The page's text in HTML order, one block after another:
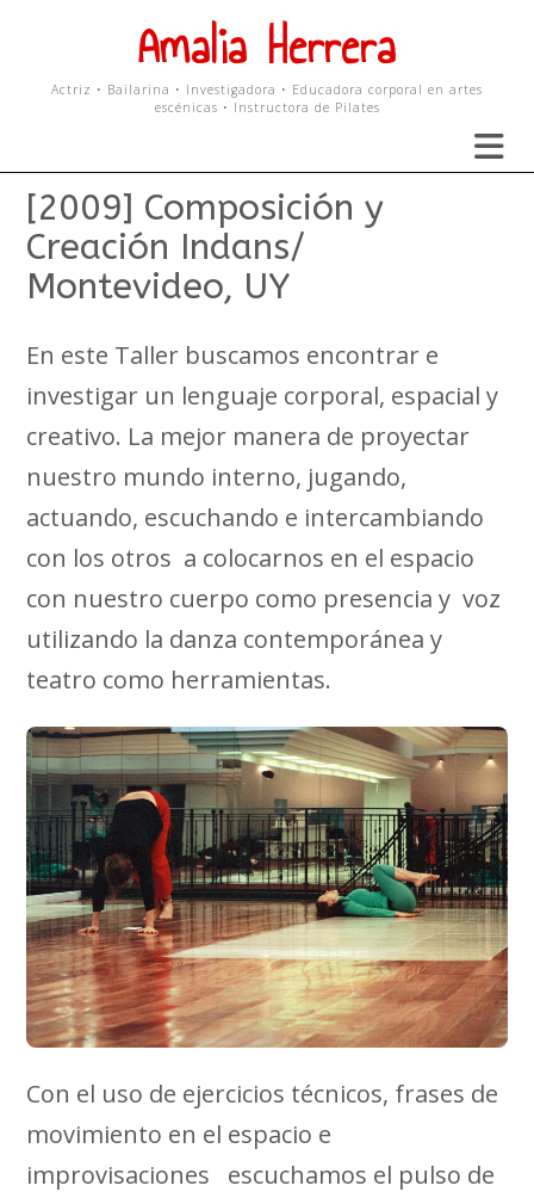
Amalia Herrera
Actriz • Bailarina • Investigadora • Educadora corporal en artes
escénicas • Instructora de Pilates
[2009] Composición y
Creación Indans/
Montevideo, UY
En este Taller buscamos encontrar e
investigar un lenguaje corporal, espacial y
creativo. La mejor manera de proyectar
nuestro mundo interno, jugando,
actuando, escuchando e intercambiando
con los otros a colocarnos en el espacio
con nuestro cuerpo como presencia y voz
utilizando la danza contemporánea y
teatro como herramientas.
Con el uso de ejercicios técnicos, frases de
movimiento en el espacio e
improvisaciones escuchamos el pulso de